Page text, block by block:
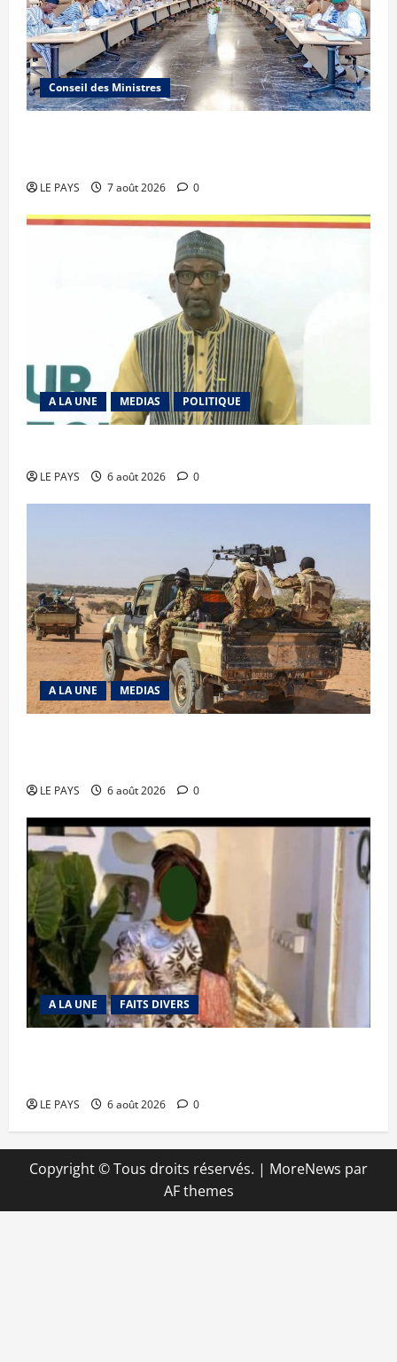
Conseil des Ministres
LE PAYS 7 août 2026 0
A LA UNE MEDIAS POLITIQUE
LE PAYS 6 août 2026 0
A LA UNE MEDIAS
LE PAYS 6 août 2026 0
A LA UNE FAITS DIVERS
LE PAYS 6 août 2026 0
Copyright © Tous droits réservés. | MoreNews par
AF themes